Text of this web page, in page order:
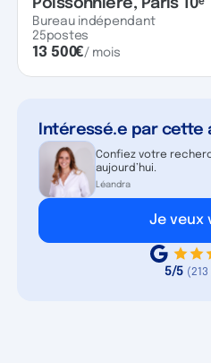
Poissonnière, Paris 10ᵉ
Bureau indépendant
25postes
13 500€/ mois
Intéressé.e par cette
Confiez votre
aujourd’hui.
Léandra
Je veux
5/5